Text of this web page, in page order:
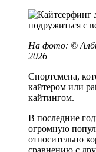
На фото: © Алби
2026
Спортсмена,
кайтером или
кайтингом.
В последние
огромную
относительно
сравнению с